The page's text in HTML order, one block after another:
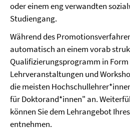
oder einem eng verwandten
Studiengang.
Während des
automatisch an einem vorab
Qualifizierungsprogramm in Form
Lehrveranstaltungen und
die meisten
für Doktorand*innen" an.
können Sie dem Lehrangebot
entnehmen.